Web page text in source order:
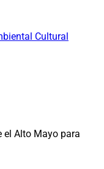
Cultural
el Alto Mayo para